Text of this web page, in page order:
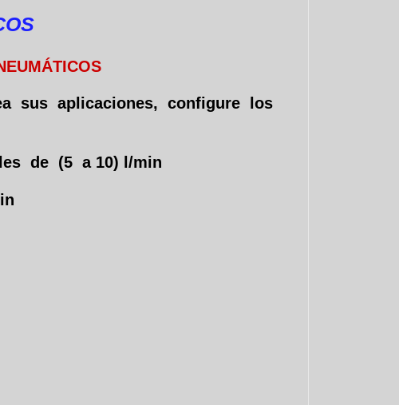
sus aplicaciones, configure los
de (5 a 10) l/min